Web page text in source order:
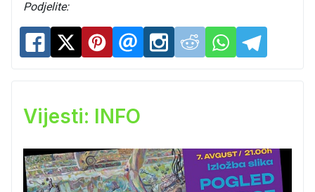
Podjelite:
Vijesti: INFO